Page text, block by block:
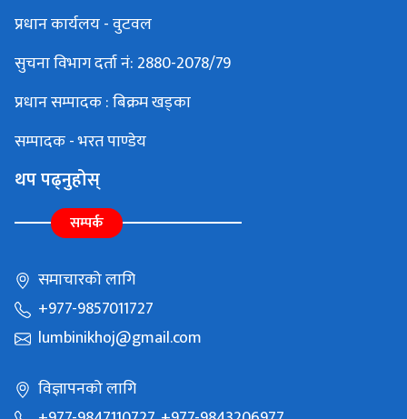
प्रधान कार्यलय - वुटवल
सुचना विभाग दर्ता नं: 2880-2078/79
प्रधान सम्पादक : बिक्रम खड्का
सम्पादक - भरत पाण्डेय
थप पढ्नुहोस्
सम्पर्क
समाचारको लागि
+977-9857011727
lumbinikhoj@gmail.com
विज्ञापनको लागि